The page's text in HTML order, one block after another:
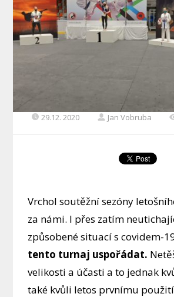
29.12. 2020 Jan Vobruba
Vrchol soutěžní sezóny
za námi. I přes zatím
způsobené situací s covidem-
tento turnaj uspořádat.
velikosti a účasti a to jednak
také kvůli letos prvnímu použití